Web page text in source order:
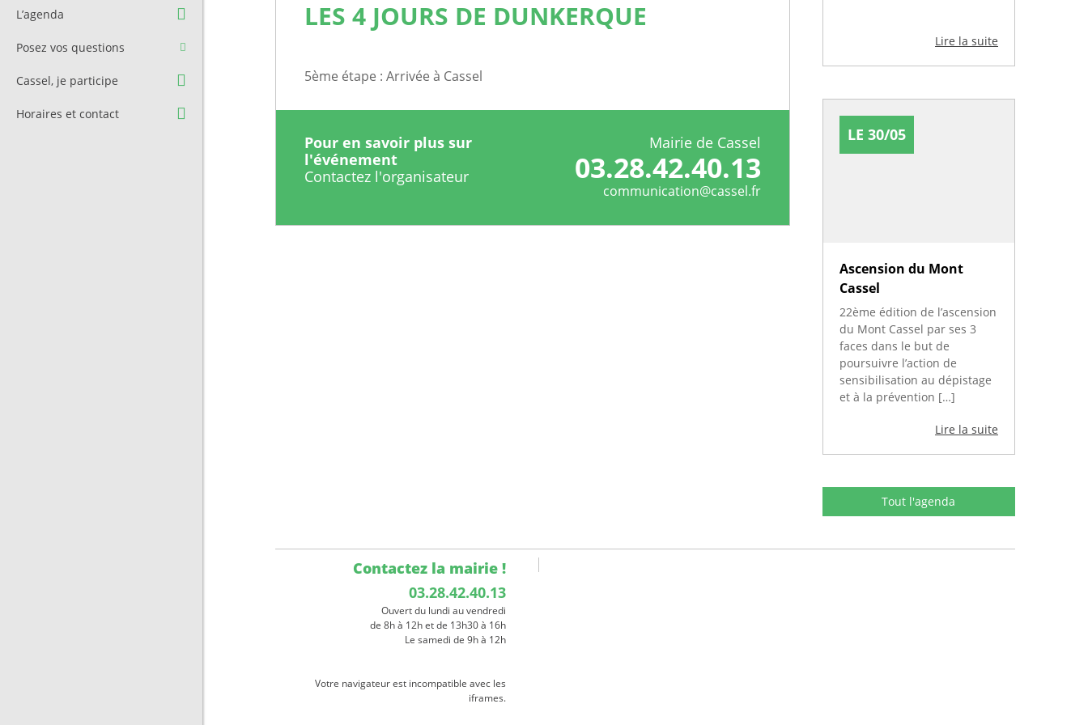
municipale
Contact et Accès
Cimetière
L’agenda
Posez vos questions
Cassel, je participe
Horaires et contact
LES 4 JOURS DE DUNKERQUE
5ème étape : Arrivée à Cassel
Pour en savoir plus sur
l'événement
Contactez l'organisateur
Mairie de Cassel
03.28.42.40.13
communication@cassel.fr
Lire la suite
LE 30/05
Ascension du Mont
Cassel
22ème édition de l’ascension
du Mont Cassel par ses 3
faces dans le but de
poursuivre l’action de
sensibilisation au dépistage
et à la prévention […]
Lire la suite
Tout l'agenda
Contactez la mairie !
03.28.42.40.13
Ouvert du lundi au vendredi
de 8h à 12h et de 13h30 à 16h
Le samedi de 9h à 12h
Votre navigateur est incompatible avec les
iframes.